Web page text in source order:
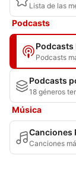
Lista de las
Podcasts
Podcasts
Podcasts
Podcasts
18 géneros
Música
Canciones
Canciones